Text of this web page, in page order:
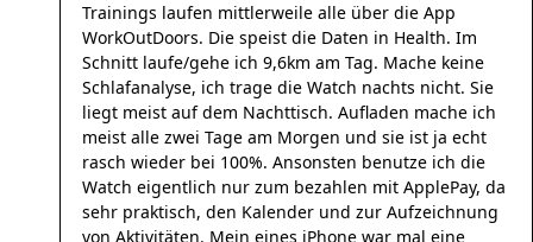
Trainings laufen mittlerweile alle über die App
WorkOutDoors. Die speist die Daten in Health. Im
Schnitt laufe/gehe ich 9,6km am Tag. Mache keine
Schlafanalyse, ich trage die Watch nachts nicht. Sie
liegt meist auf dem Nachttisch. Aufladen mache ich
meist alle zwei Tage am Morgen und sie ist ja echt
rasch wieder bei 100%. Ansonsten benutze ich die
Watch eigentlich nur zum bezahlen mit ApplePay, da
sehr praktisch, den Kalender und zur Aufzeichnung
von Aktivitäten. Mein eines iPhone war mal eine